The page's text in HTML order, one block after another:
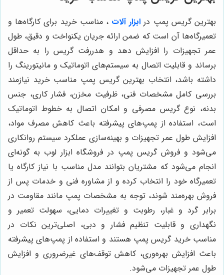
بهترین گریس پمپ در ابزار آلات ، مناسب خرید برای کارگاه‌ها و
تعمیرگاه‌ها آن است که ضمن ارائه جریان یکنواخت و دقیق، طول
عمر تجهیزات را افزایش دهد و هدررفت گریس را به حداقل
برساند و قابلیت اتصال به سیستم‌های اتوماتیک و مانیتورینگ را
داشته باشد، انتخاب بهترین گریس پمپ مناسب خرید نیازمند
بررسی کامل مشخصات فنی، ظرفیت مخزن، فشار کاری، جنس
بدنه، نوع گریس مصرفی و امکان اتصال به خطوط اتوماتیک
است، استفاده از پمپ‌های پیشرفته باعث کاهش مصرف مواد،
افزایش طول عمر تجهیزات و بهینه‌سازی عملکرد سیستم روانکاری
می‌شود و فروش گریس پمپ در فروشگاه ابزار لوب به گونه‌ای
انجام می‌شود که مشتریان بتوانند مدل مناسب با نیاز کارگاه یا
تعمیرگاه خود را انتخاب کرده و از مشاوره فنی و خدمات پس از
فروش بهره‌مند شوند، توجه به مشخصات پمپ مانند مقاومت در
برابر گرد و غبار، رطوبت و تغییرات دمایی، سهولت تعمیر و
نگهداری و قابلیت تنظیم فشار و دبی، اصلی‌ترین نکات در
مناسب خرید گریس پمپ هستند و استفاده از پمپ‌های پیشرفته
باعث افزایش بهره‌وری، کاهش توقف‌های غیرضروری و افزایش
طول عمر تجهیزات می‌شود.